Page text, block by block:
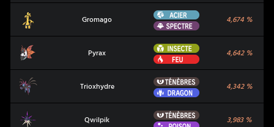
Gromago
Acier
Spectre
4,674%
Pyrax
Insecte
Feu
4,642%
Trioxhydre
Ténèbres
Dragon
4,342%
Qwilpik
Ténèbres
Poison
3,983%